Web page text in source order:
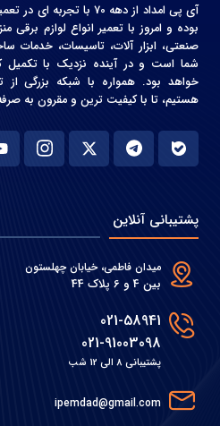
آی پی امداد از دهه 70 با
بوده و امروز با تعمیر انواع لوازم
صنعتی، ابزار آلات، تاسیسات، خدمات
شما است و در آینده نزدیک با تکمیل
خواهد بود. همواره با شبکه بزرگی از
هستیم، تا با کیفیت ترین و مقرون به
پشتیبانی آنلاین
میدان فاطمی، خیابان چهلستون
بین 4 و 6 پلاک 44
021-58941
021-91003098
پشتیبانی 8 الی 12 شب
ipemdad@gmail.com